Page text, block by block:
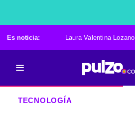
Es noticia: Laura Valentina Lozano
TECNOLOGÍA